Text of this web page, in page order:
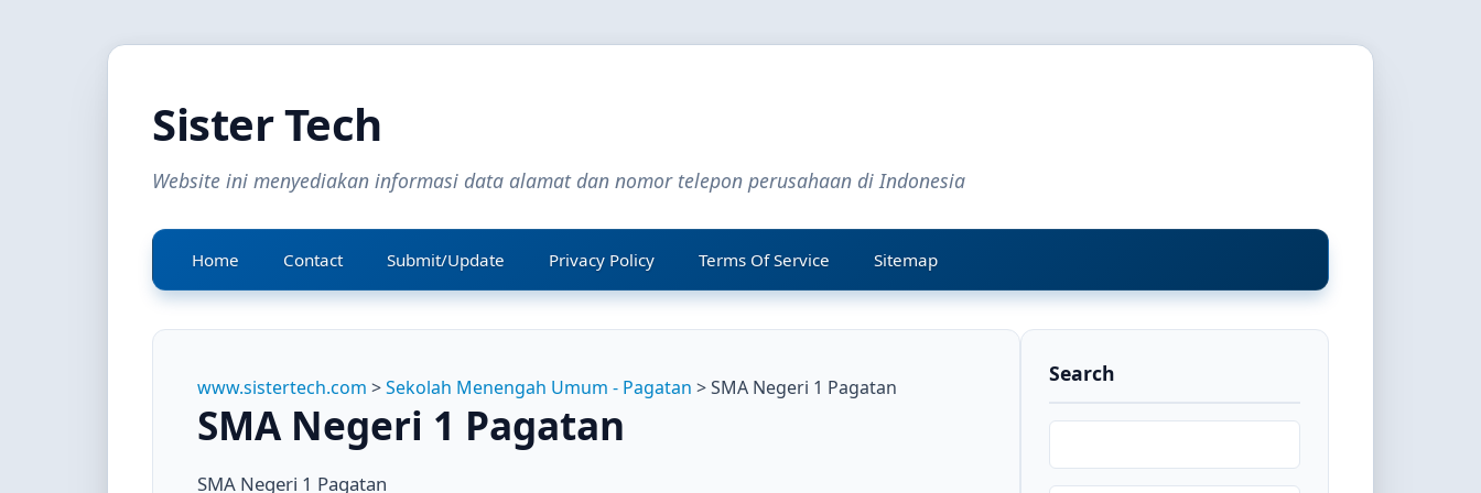
Sister Tech
Website ini menyediakan informasi data alamat dan nomor telepon perusahaan di Indonesia
Home Contact Submit/Update Privacy Policy Terms Of Service Sitemap
www.sistertech.com >Sekolah Menengah Umum - Pagatan > SMA Negeri 1 Pagatan
SMA Negeri 1 Pagatan
SMA Negeri 1 Pagatan
Search